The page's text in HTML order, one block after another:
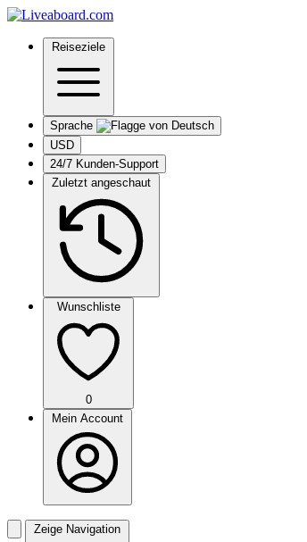
Reiseziele
Sprache
USD
24/7 Kunden-Support
Zuletzt angeschaut
Wunschliste
0
Mein Account
Zeige Navigation